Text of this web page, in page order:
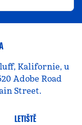
Kalifornie, u
Adobe Road
Street.
LETIŠTĚ